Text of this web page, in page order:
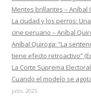
Mentes brillantes – Aníbal
La ciudad y los perros:
cine peruano – Aníbal
Aníbal Quiroga: “La
tiene efecto retroactivo”
La Corte Suprema
Cuando el modelo se
julio, 2025